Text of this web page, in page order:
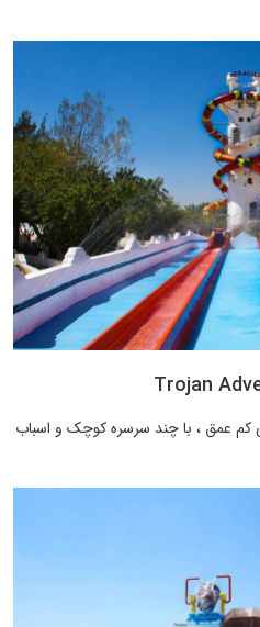
کم عمق ، با چند سرسره کوچک و اسباب